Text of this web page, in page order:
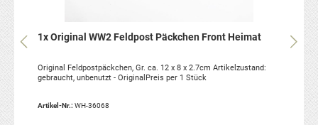
1x Original WW2 Feldpost Päckchen Front Heimat
Original Feldpostpäckchen, Gr. ca. 12 x 8 x 2.7cm Artikelzustand:
gebraucht, unbenutzt - OriginalPreis per 1 Stück
Artikel-Nr.: WH-36068